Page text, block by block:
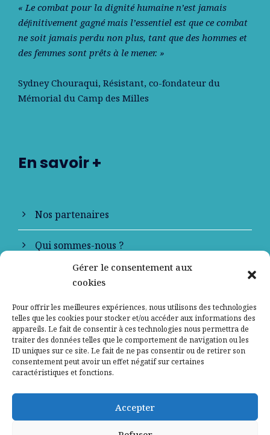
Gérer le consentement aux
cookies
Pour offrir les meilleures expériences, nous utilisons des technologies
telles que les cookies pour stocker et/ou accéder aux informations des
appareils. Le fait de consentir à ces technologies nous permettra de
traiter des données telles que le comportement de navigation ou les
ID uniques sur ce site. Le fait de ne pas consentir ou de retirer son
consentement peut avoir un effet négatif sur certaines
caractéristiques et fonctions.
Accepter
« Le combat pour la dignité humaine n’est jamais
déﬁnitivement gagné mais l’essentiel est que ce combat
ne soit jamais perdu non plus, tant que des hommes et
des femmes sont prêts à le mener. »
Sydney Chouraqui, Résistant, co-fondateur du
Mémorial du Camp des Milles
En savoir +
Nos partenaires
Qui sommes-nous ?
Contactez-nous
Mentions légales
Politique de confidentialité